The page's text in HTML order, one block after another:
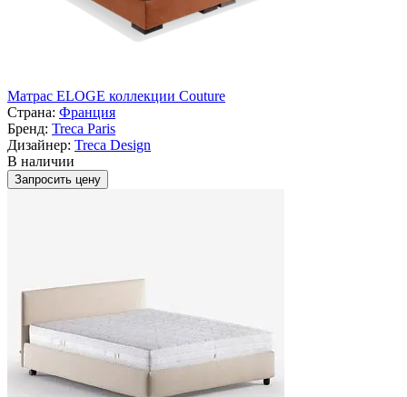
Матрас ELOGE коллекции Couture
Страна: Франция
Бренд: Treca Paris
Дизайнер: Treca Design
В наличии
Запросить цену